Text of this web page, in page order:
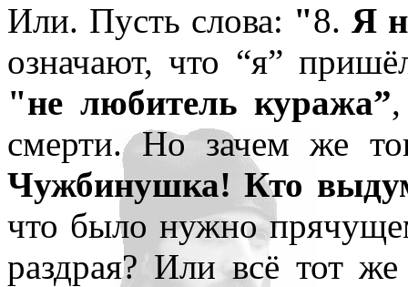
Или. Пусть слова: "8. Я
означают, что “я”
"не любитель куража”
смерти. Но зачем же
Чужбинушка! Кто
что было нужно
раздрая? Или всё тот